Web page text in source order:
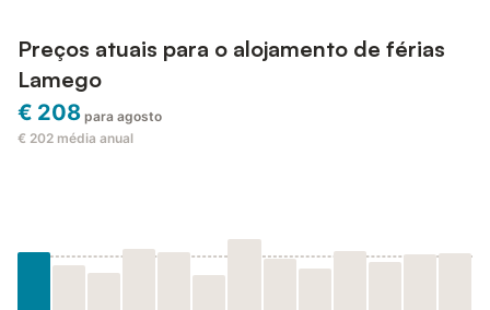
Preços atuais para o alojamento de férias
Lamego
€ 208 para agosto
€ 202 média anual